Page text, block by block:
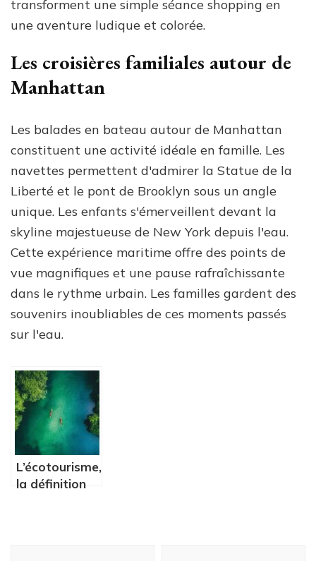
transforment une simple séance shopping en
une aventure ludique et colorée.
Les croisières familiales autour de
Manhattan
Les balades en bateau autour de Manhattan
constituent une activité idéale en famille. Les
navettes permettent d'admirer la Statue de la
Liberté et le pont de Brooklyn sous un angle
unique. Les enfants s'émerveillent devant la
skyline majestueuse de New York depuis l'eau.
Cette expérience maritime offre des points de
vue magnifiques et une pause rafraîchissante
dans le rythme urbain. Les familles gardent des
souvenirs inoubliables de ces moments passés
sur l'eau.
L’écotourisme,
la définition